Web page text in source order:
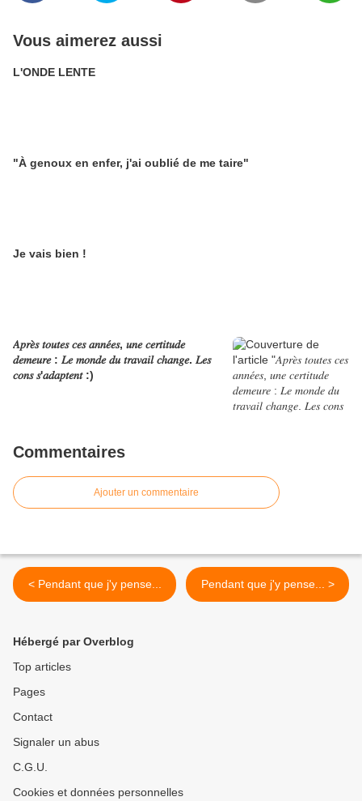
Vous aimerez aussi
L'ONDE LENTE
"À genoux en enfer, j'ai oublié de me taire"
Je vais bien !
𝐴𝑝𝑟𝑒̀𝑠 𝑡𝑜𝑢𝑡𝑒𝑠 𝑐𝑒𝑠 𝑎𝑛𝑛𝑒́𝑒𝑠, 𝑢𝑛𝑒 𝑐𝑒𝑟𝑡𝑖𝑡𝑢𝑑𝑒
𝑑𝑒𝑚𝑒𝑢𝑟𝑒 : 𝐿𝑒 𝑚𝑜𝑛𝑑𝑒 𝑑𝑢 𝑡𝑟𝑎𝑣𝑎𝑖𝑙 𝑐ℎ𝑎𝑛𝑔𝑒. 𝐿𝑒𝑠
𝑐𝑜𝑛𝑠 𝑠'𝑎𝑑𝑎𝑝𝑡𝑒𝑛𝑡 :)
Commentaires
Ajouter un commentaire
< Pendant que j'y pense... Pendant que j'y pense... >
Hébergé par Overblog
Top articles
Pages
Contact
Signaler un abus
C.G.U.
Cookies et données personnelles